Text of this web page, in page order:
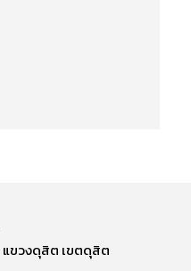
แขวงดุสิต เขตดุสิต